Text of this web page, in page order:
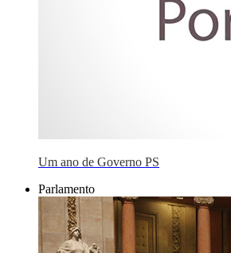
Um ano de Governo PS
Parlamento